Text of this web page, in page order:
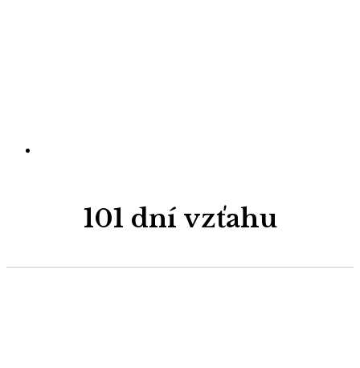
101 dní vzťahu